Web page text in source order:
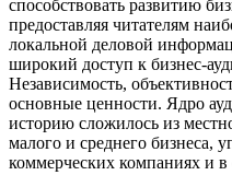
способствовать развитию
предоставляя читателям
локальной деловой
широкий доступ к бизнес-
Независимость,
основные ценности. Ядро
историю сложилось из
малого и среднего бизнеса,
коммерческих компаниях и в